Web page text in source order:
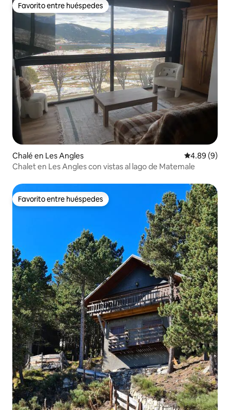
Favorito entre huéspedes
Favorito entre huéspedes
Chalé en Les Angles Calificación
4.89 (9)
Chalet en Les Angles con vistas al lago de Matemale
Favorito entre huéspedes
Favorito entre huéspedes